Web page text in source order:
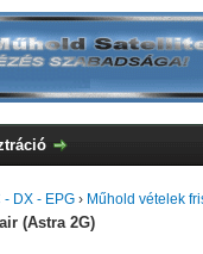
- DX - EPG › Műhold vételek
(Astra 2G)